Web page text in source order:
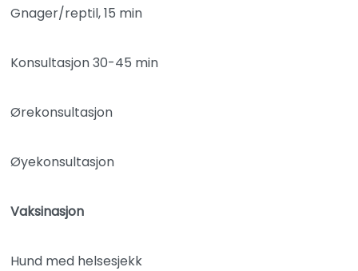
Gnager/reptil, 15 min
Konsultasjon 30-45 min
Ørekonsultasjon
Øyekonsultasjon
Vaksinasjon
Hund med helsesjekk